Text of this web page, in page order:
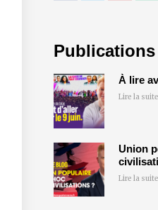
À lire
Lire la suite
Union
Lire la suite